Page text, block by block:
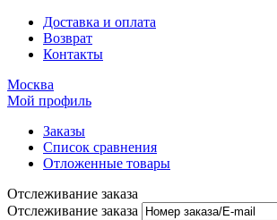
Доставка и оплата
Возврат
Контакты
Москва
Мой профиль
Заказы
Список сравнения
Отложенные товары
Отслеживание заказа
Отслеживание заказа